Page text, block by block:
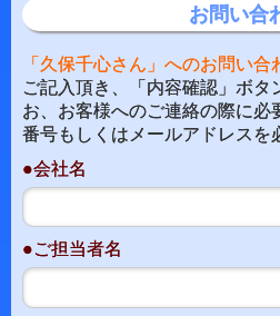
お問い合
「久保千心さん」へのお問い合
ご記入頂き、「内容確認」ボタ
お、お客様へのご連絡の際に必
番号もしくはメールアドレスを
●会社名
●ご担当者名